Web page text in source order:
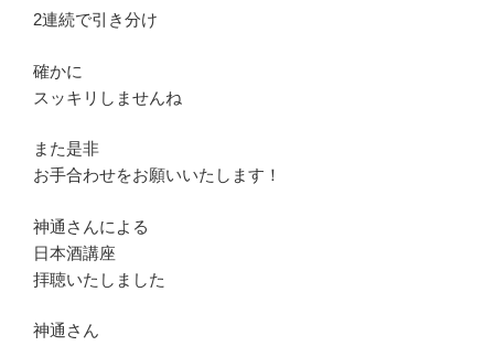
2連続で引き分け
確かに
スッキリしませんね
また是非
お手合わせをお願いいたします！
神通さんによる
日本酒講座
拝聴いたしました
神通さん